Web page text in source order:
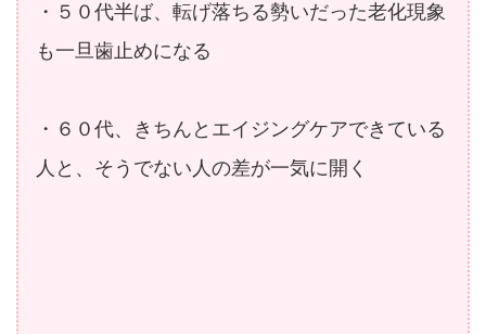
・５０代半ば、転げ落ちる勢いだった老化現象
も一旦歯止めになる
・６０代、きちんとエイジングケアできている
人と、そうでない人の差が一気に開く